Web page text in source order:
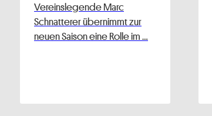
Vereinslegende Marc
Schnatterer übernimmt zur
neuen Saison eine Rolle im …